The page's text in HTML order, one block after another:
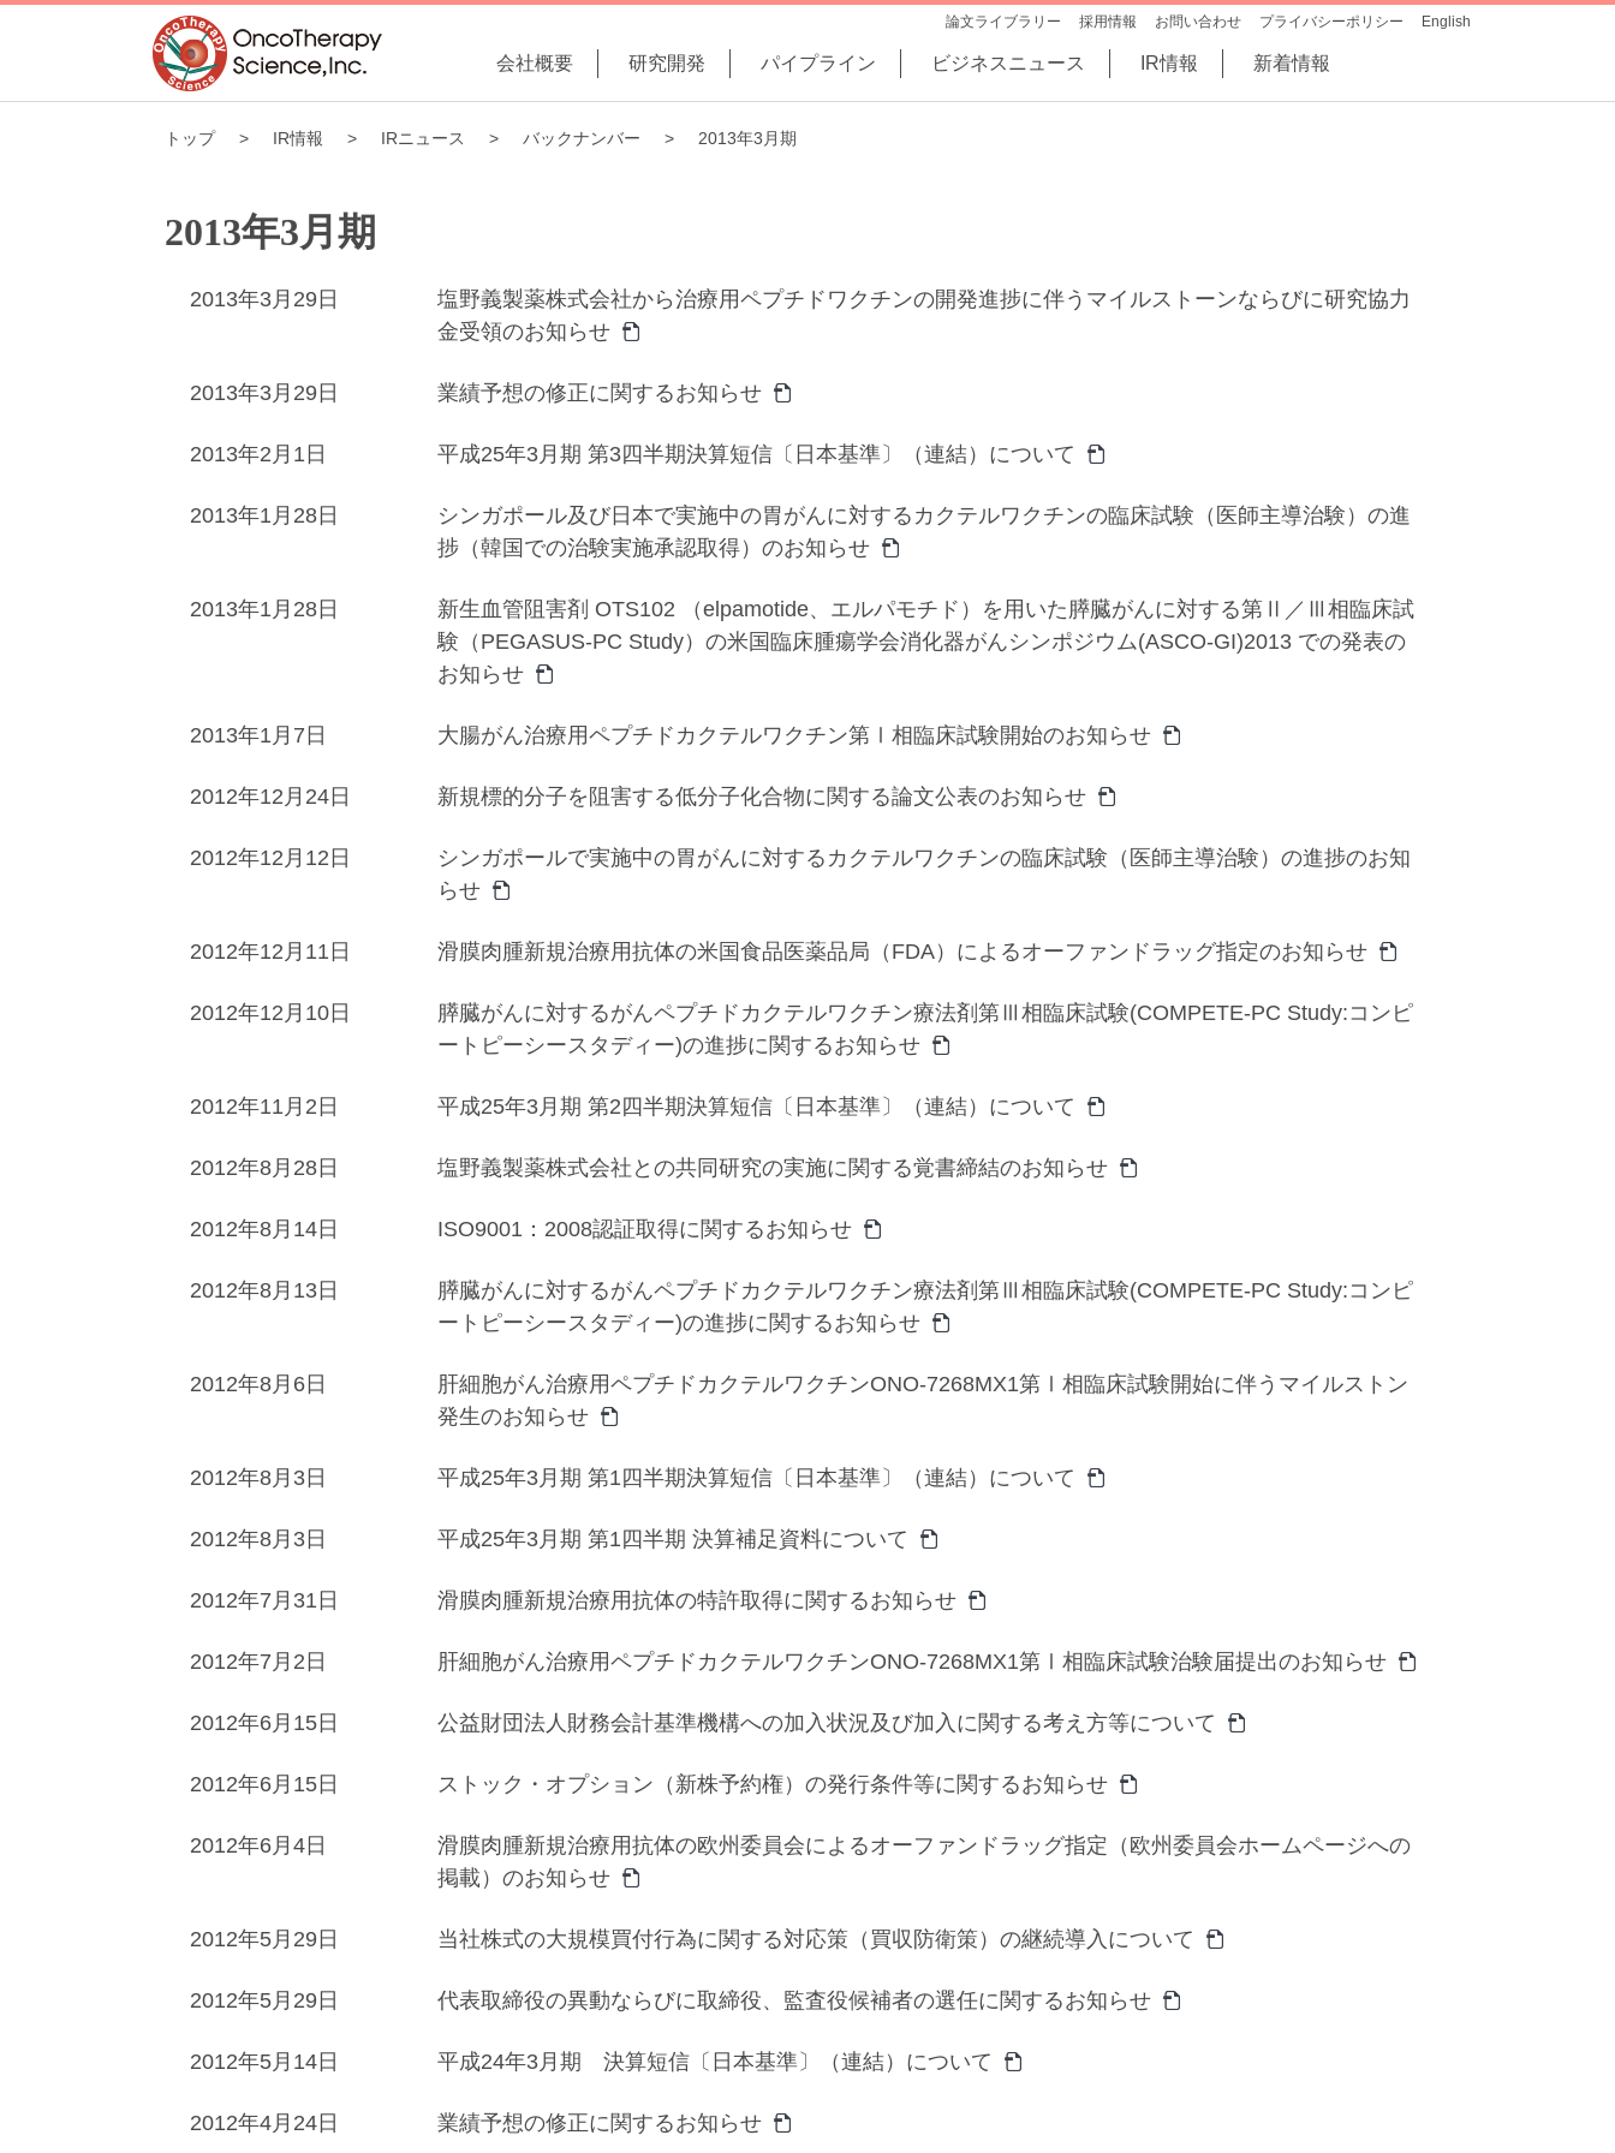
論文ライブラリー 採用情報 お問い合わせ プライバシーポリシー English
会社概要 研究開発 パイプライン ビジネスニュース IR情報 新着情報
トップ IR情報 IRニュース バックナンバー 2013年3月期
2013年3月期
2013年3月29日
塩野義製薬株式会社から治療用ペプチドワクチンの開発進捗に伴うマイルストーンならびに研究協力
金受領のお知らせ
2013年3月29日 業績予想の修正に関するお知らせ
2013年2月1日 平成25年3月期 第3四半期決算短信〔日本基準〕（連結）について
2013年1月28日
シンガポール及び日本で実施中の胃がんに対するカクテルワクチンの臨床試験（医師主導治験）の進
捗（韓国での治験実施承認取得）のお知らせ
2013年1月28日
新生血管阻害剤 OTS102 （elpamotide、エルパモチド）を用いた膵臓がんに対する第Ⅱ／Ⅲ相臨床試
験（PEGASUS-PC Study）の米国臨床腫瘍学会消化器がんシンポジウム(ASCO-GI)2013 での発表の
お知らせ
2013年1月7日 大腸がん治療用ペプチドカクテルワクチン第Ⅰ相臨床試験開始のお知らせ
2012年12月24日 新規標的分子を阻害する低分子化合物に関する論文公表のお知らせ
2012年12月12日
シンガポールで実施中の胃がんに対するカクテルワクチンの臨床試験（医師主導治験）の進捗のお知
らせ
2012年12月11日 滑膜肉腫新規治療用抗体の米国食品医薬品局（FDA）によるオーファンドラッグ指定のお知らせ
2012年12月10日
膵臓がんに対するがんペプチドカクテルワクチン療法剤第Ⅲ相臨床試験(COMPETE-PC Study:コンピ
ートピーシースタディー)の進捗に関するお知らせ
2012年11月2日 平成25年3月期 第2四半期決算短信〔日本基準〕（連結）について
2012年8月28日 塩野義製薬株式会社との共同研究の実施に関する覚書締結のお知らせ
2012年8月14日 ISO9001：2008認証取得に関するお知らせ
2012年8月13日
膵臓がんに対するがんペプチドカクテルワクチン療法剤第Ⅲ相臨床試験(COMPETE-PC Study:コンピ
ートピーシースタディー)の進捗に関するお知らせ
2012年8月6日
肝細胞がん治療用ペプチドカクテルワクチンONO-7268MX1第Ⅰ相臨床試験開始に伴うマイルストン
発生のお知らせ
2012年8月3日 平成25年3月期 第1四半期決算短信〔日本基準〕（連結）について
2012年8月3日 平成25年3月期 第1四半期 決算補足資料について
2012年7月31日 滑膜肉腫新規治療用抗体の特許取得に関するお知らせ
2012年7月2日 肝細胞がん治療用ペプチドカクテルワクチンONO-7268MX1第Ⅰ相臨床試験治験届提出のお知らせ
2012年6月15日 公益財団法人財務会計基準機構への加入状況及び加入に関する考え方等について
2012年6月15日 ストック・オプション（新株予約権）の発行条件等に関するお知らせ
2012年6月4日
滑膜肉腫新規治療用抗体の欧州委員会によるオーファンドラッグ指定（欧州委員会ホームページへの
掲載）のお知らせ
2012年5月29日 当社株式の大規模買付行為に関する対応策（買収防衛策）の継続導入について
2012年5月29日 代表取締役の異動ならびに取締役、監査役候補者の選任に関するお知らせ
2012年5月14日 平成24年3月期 決算短信〔日本基準〕（連結）について
2012年4月24日 業績予想の修正に関するお知らせ